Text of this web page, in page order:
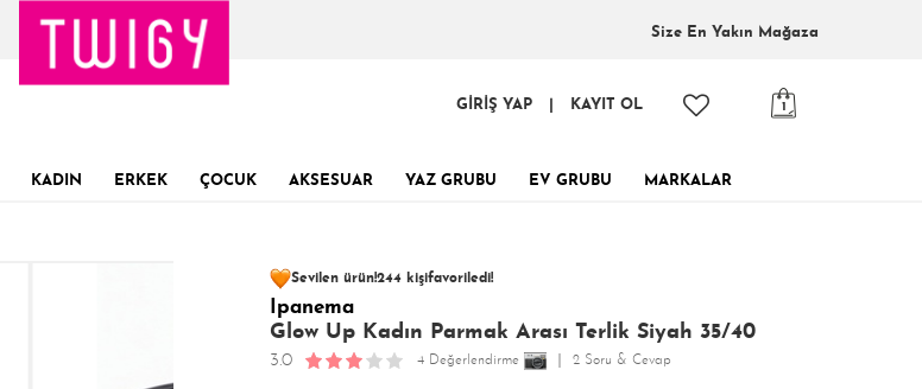
Size En Yakın Mağaza
1
GİRİŞ YAP KAYIT OL
KADIN ERKEK ÇOCUK AKSESUAR YAZ GRUBU EV GRUBU MARKALAR
Sevilen ürün!244 kişifavoriledi!
Son 1 Günde
Son 24 Saatte
Ipanema
Glow Up Kadın Parmak Arası Terlik Siyah 35/40
3.0 4 Değerlendirme 2 Soru & Cevap